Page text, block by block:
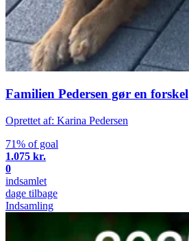
Familien Pedersen gør en forskel
Oprettet af: Karina Pedersen
71% of goal
1.075 kr.
0
indsamlet
dage tilbage
Indsamling